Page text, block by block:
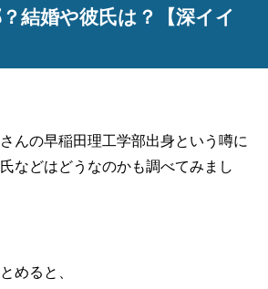
結婚や彼氏は？【深イイ
んの早稲田理工学部出身という噂に
などはどうなのかも調べてみまし
めると、